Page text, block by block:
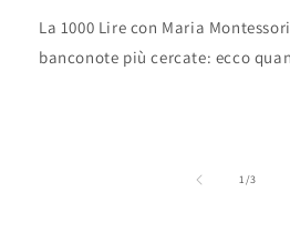
La 1000 Lire con Maria
banconote più cercate: ecco
1/of
3